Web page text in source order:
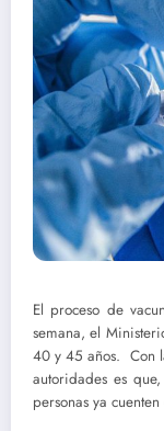
El proceso de
semana, el
40 y 45 años. Con
autoridades es
personas ya